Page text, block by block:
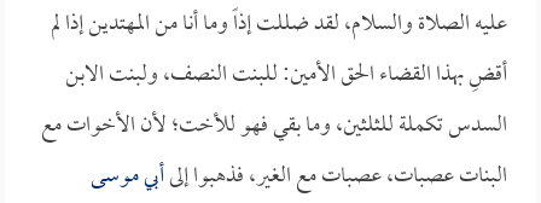
عليه الصلاة والسلام، لقد ضللت إذاً وما أنا من المهتدين إذا لم
أقضِ بهذا القضاء الحق الأمين: للبنت النصف، ولبنت الابن
السدس تكملة للثلثين، وما بقي فهو للأخت؛ لأن الأخوات مع
البنات عصبات، عصبات مع الغير، فذهبوا إلىأبي موسى